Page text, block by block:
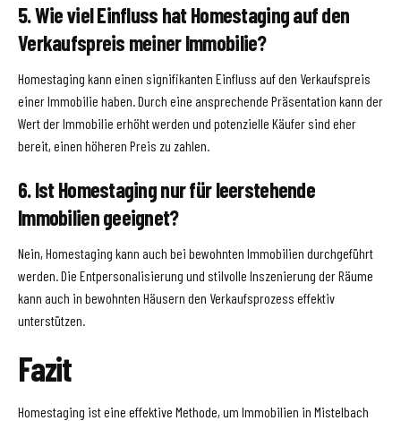
5. Wie viel Einfluss hat Homestaging auf den
Verkaufspreis meiner Immobilie?
Homestaging kann einen signifikanten Einfluss auf den Verkaufspreis
einer Immobilie haben. Durch eine ansprechende Präsentation kann der
Wert der Immobilie erhöht werden und potenzielle Käufer sind eher
bereit, einen höheren Preis zu zahlen.
6. Ist Homestaging nur für leerstehende
Immobilien geeignet?
Nein, Homestaging kann auch bei bewohnten Immobilien durchgeführt
werden. Die Entpersonalisierung und stilvolle Inszenierung der Räume
kann auch in bewohnten Häusern den Verkaufsprozess effektiv
unterstützen.
Fazit
Homestaging ist eine effektive Methode, um Immobilien in Mistelbach